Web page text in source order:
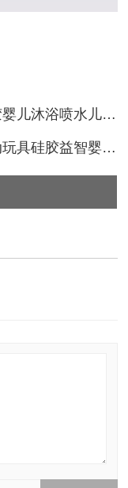
食品级硅胶挤水玩具硅胶婴儿沐浴喷水儿童洗澡益智宝宝戏水4件套
硅胶玩具硅胶叠叠杯互动玩具硅胶益智婴幼儿玩具儿童宝宝堆堆玩具